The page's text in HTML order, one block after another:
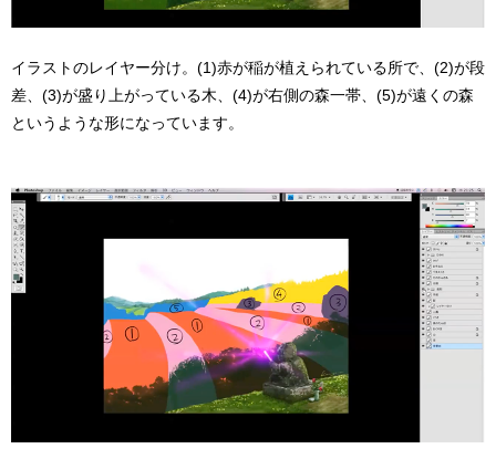
イラストのレイヤー分け。(1)赤が稲が植えられている所で、(2)が段
差、(3)が盛り上がっている木、(4)が右側の森一帯、(5)が遠くの森
というような形になっています。